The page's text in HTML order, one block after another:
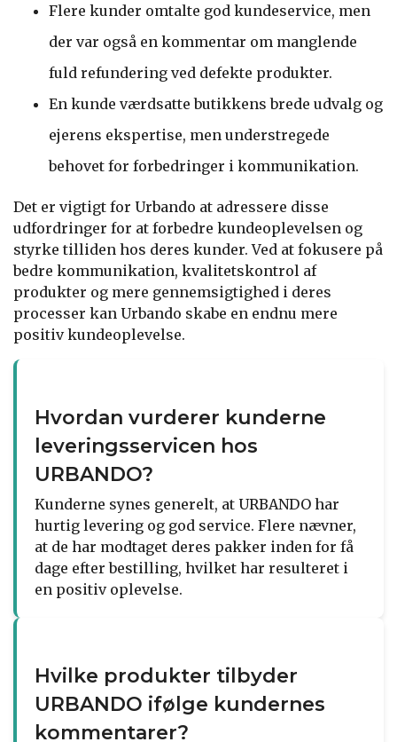
Flere kunder omtalte god kundeservice, men
der var også en kommentar om manglende
fuld refundering ved defekte produkter.
En kunde værdsatte butikkens brede udvalg og
ejerens ekspertise, men understregede
behovet for forbedringer i kommunikation.
Det er vigtigt for Urbando at adressere disse
udfordringer for at forbedre kundeoplevelsen og
styrke tilliden hos deres kunder. Ved at fokusere på
bedre kommunikation, kvalitetskontrol af
produkter og mere gennemsigtighed i deres
processer kan Urbando skabe en endnu mere
positiv kundeoplevelse.
Hvordan vurderer kunderne
leveringsservicen hos
URBANDO?
Kunderne synes generelt, at URBANDO har
hurtig levering og god service. Flere nævner,
at de har modtaget deres pakker inden for få
dage efter bestilling, hvilket har resulteret i
en positiv oplevelse.
Hvilke produkter tilbyder
URBANDO ifølge kundernes
kommentarer?